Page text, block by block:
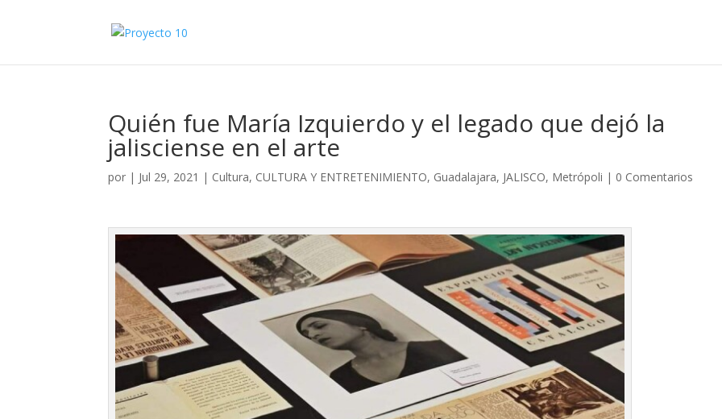
Quién fue María Izquierdo y el legado que dejó la
jalisciense en el arte
por | Jul 29, 2021 | Cultura, CULTURA Y ENTRETENIMIENTO, Guadalajara, JALISCO, Metrópoli | 0 Comentarios